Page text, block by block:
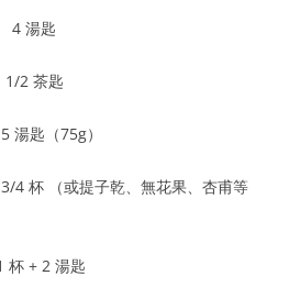
匙
匙
75g）
子乾、無花果、杏甫等
+ 2 湯匙